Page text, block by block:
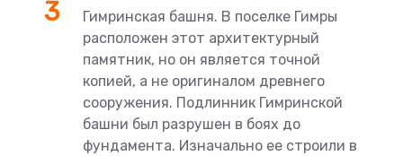
Гимринская башня. В поселке Гимры
расположен этот архитектурный
памятник, но он является точной
копией, а не оригиналом древнего
сооружения. Подлинник Гимринской
башни был разрушен в боях до
фундамента. Изначально ее строили в